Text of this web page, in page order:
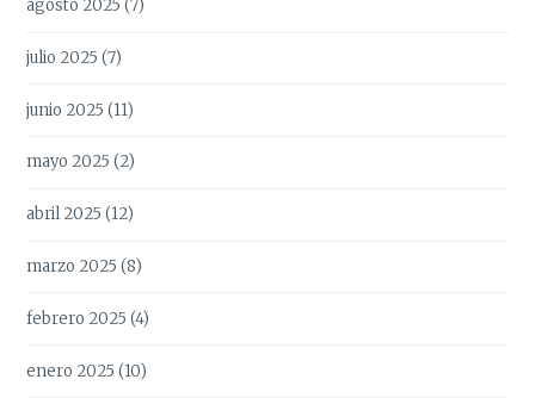
agosto 2025 (7)
julio 2025 (7)
junio 2025 (11)
mayo 2025 (2)
abril 2025 (12)
marzo 2025 (8)
febrero 2025 (4)
enero 2025 (10)